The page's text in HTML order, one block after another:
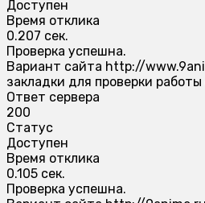
Доступен
Время отклика
0.207 сек.
Проверка успешна.
Вариант сайта http://
закладки для проверки работы
Ответ сервера
200
Статус
Доступен
Время отклика
0.105 сек.
Проверка успешна.